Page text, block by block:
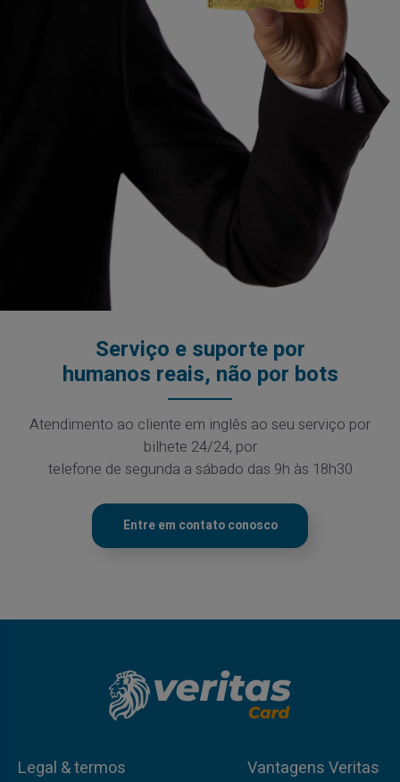
Serviço e suporte por
humanos reais, não por bots
Atendimento ao cliente em inglês ao seu serviço por
bilhete 24/24, por
telefone de segunda a sábado das 9h às 18h30
Entre em contato conosco
Legal & termos Vantagens Veritas